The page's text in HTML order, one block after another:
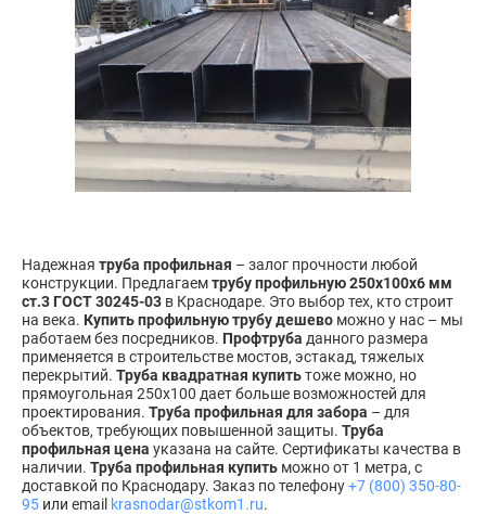
Надежная труба профильная – залог прочности любой
конструкции. Предлагаемтрубу профильную 250х100х6 мм
ст.3 ГОСТ 30245-03 в Краснодаре. Это выбор тех, кто строит
на века. Купить профильную трубу дешево можно у нас – мы
работаем без посредников. Профтруба данного размера
применяется в строительстве мостов, эстакад, тяжелых
перекрытий. Труба квадратная купитьтоже можно, но
прямоугольная 250х100 дает больше возможностей для
проектирования. Труба профильная для забора – для
объектов, требующих повышенной защиты. Труба
профильная цена указана на сайте. Сертификаты качества в
наличии. Труба профильная купить можно от 1 метра, с
доставкой по Краснодару. Заказ по телефону+7 (800) 350-80-
95 или email krasnodar@stkom1.ru.